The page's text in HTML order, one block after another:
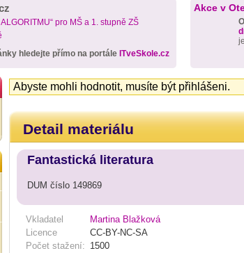
pro MŠ a 1. stupně ZŠ
hledejte přímo na portále ITveSkole.cz
Akce v
Abyste mohli hodnotit, musíte být přihlášeni.
Detail materiálu
Fantastická literatura
DUM číslo 149869
Vkladatel
Martina Blažková
Licence
CC-BY-NC-SA
Počet stažení: 1500